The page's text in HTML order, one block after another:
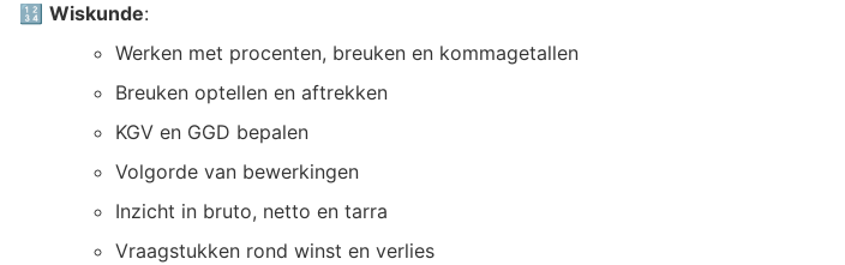
🔢 Wiskunde:
Werken met procenten, breuken en kommagetallen
Breuken optellen en aftrekken
KGV en GGD bepalen
Volgorde van bewerkingen
Inzicht in bruto, netto en tarra
Vraagstukken rond winst en verlies